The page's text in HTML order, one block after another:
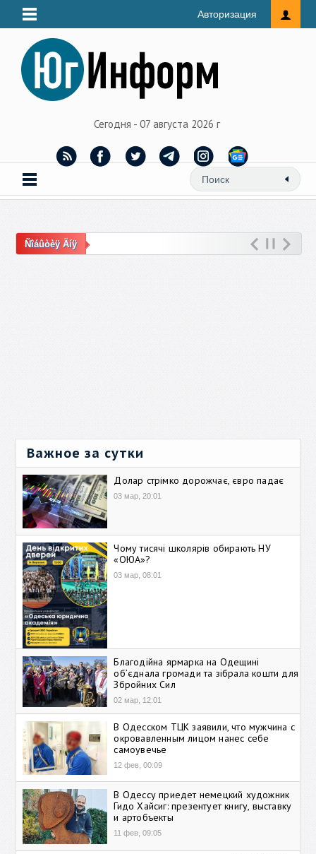
Авторизация
Сегодня - 07 августа 2026 г
Ñîáûòèÿ Äíÿ
Важное за сутки
Долар стрімко дорожчає, євро падає
03 мар, 20:01
Чому тисячі школярів обирають НУ
«ОЮА»?
03 мар, 08:01
Благодійна ярмарка на Одещині
об’єднала громади та зібрала кошти для
Збройних Сил
02 мар, 12:01
В Одесском ТЦК заявили, что мужчина с
окровавленным лицом нанес себе
самоувечье
12 фев, 00:09
В Одессу приедет немецкий художник
Гидо Хайсиг: презентует книгу, выставку
и артобъекты
11 фев, 09:05